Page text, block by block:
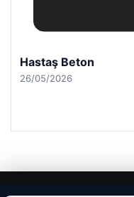
Hastaş Beton
26/05/2026